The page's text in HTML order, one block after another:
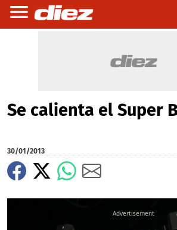
Se calienta el Super
30/01/2013